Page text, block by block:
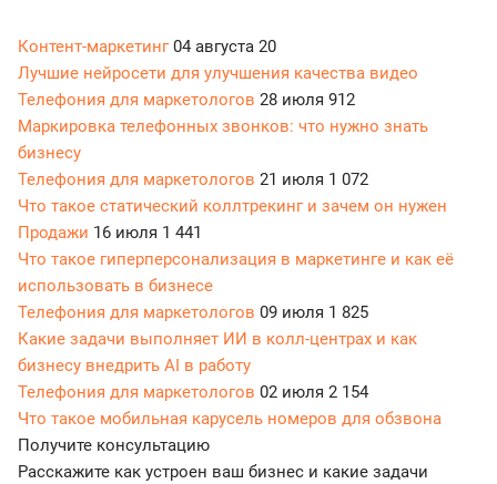
Контент-маркетинг04 августа 20
Лучшие нейросети для улучшения качества видео
Телефония для маркетологов 28 июля 912
Маркировка телефонных звонков: что нужно знать
бизнесу
Телефония для маркетологов 21 июля 1 072
Что такое статический коллтрекинг и зачем он нужен
Продажи 16 июля 1 441
Что такое гиперперсонализация в маркетинге и как её
использовать в бизнесе
Телефония для маркетологов 09 июля 1 825
Какие задачи выполняет ИИ в колл-центрах и как
бизнесу внедрить AI в работу
Телефония для маркетологов 02 июля 2 154
Что такое мобильная карусель номеров для обзвона
Получите консультацию
Расскажите как устроен ваш бизнес и какие задачи